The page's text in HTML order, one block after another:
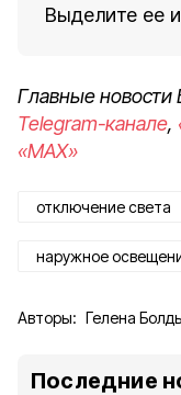
Выделите ее
Главные новости
Telegram-канале,
«MAX»
отключение света
наружное
Авторы: Гелена
Последние